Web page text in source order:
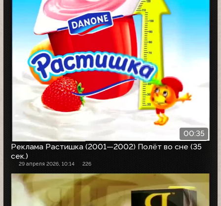
00:35
Реклама Растишка (2001—2002) Полёт во сне (35
сек.)
29 апреля 2026, 10:14 226